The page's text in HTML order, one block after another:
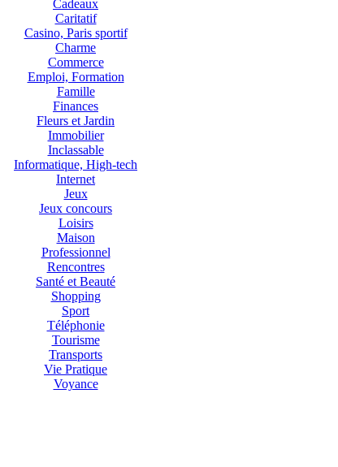
Cadeaux
Caritatif
Casino, Paris sportif
Charme
Commerce
Emploi, Formation
Famille
Finances
Fleurs et Jardin
Immobilier
Inclassable
Informatique, High-tech
Internet
Jeux
Jeux concours
Loisirs
Maison
Professionnel
Rencontres
Santé et Beauté
Shopping
Sport
Téléphonie
Tourisme
Transports
Vie Pratique
Voyance